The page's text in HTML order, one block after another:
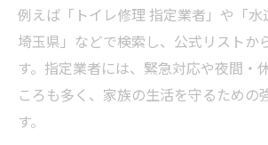
例えば「トイレ修理 指定業者」や「
埼玉県」などで検索し、公式リストか
す。指定業者には、緊急対応や夜間・
ころも多く、家族の生活を守るための
す。